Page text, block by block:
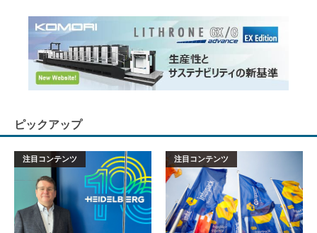
ピックアップ
注目コンテンツ 注目コンテンツ